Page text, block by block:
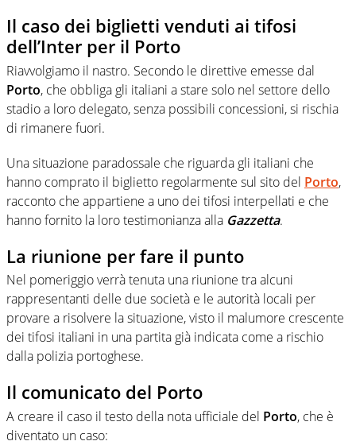
Il caso dei biglietti venduti ai tifosi
dell’Inter per il Porto
Riavvolgiamo il nastro. Secondo le direttive emesse dal
Porto, che obbliga gli italiani a stare solo nel settore dello
stadio a loro delegato, senza possibili concessioni, si rischia
di rimanere fuori.
Una situazione paradossale che riguarda gli italiani che
hanno comprato il biglietto regolarmente sul sito del Porto,
racconto che appartiene a uno dei tifosi interpellati e che
hanno fornito la loro testimonianza alla Gazzetta.
La riunione per fare il punto
Nel pomeriggio verrà tenuta una riunione tra alcuni
rappresentanti delle due società e le autorità locali per
provare a risolvere la situazione, visto il malumore crescente
dei tifosi italiani in una partita già indicata come a rischio
dalla polizia portoghese.
Il comunicato del Porto
A creare il caso il testo della nota ufficiale del Porto, che è
diventato un caso: